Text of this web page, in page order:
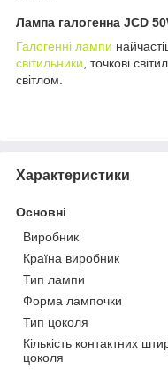
Лампа галогенна JCD
Галогенні лампи
світильники , точкові
світлом.
Характеристики
Основні
Виробник
Країна виробник
Тип лампи
Форма лампочки
Тип цоколя
Кількість контактних
цоколя